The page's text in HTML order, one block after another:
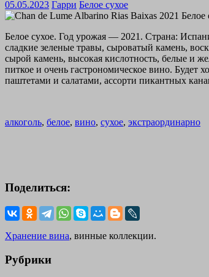
05.05.2023 Гарри Белое сухое
Белое сухое. Год урожая — 2021. Страна:
сладкие зеленые травы, сыроватый камень,
сырой камень, высокая кислотность, белые и
питкое и очень гастрономическое вино.
паштетами и салатами, ассорти пикантных
алкоголь, белое, вино, сухое, экстраординарно
Поделиться:
Хранение вина, винные коллекции.
Рубрики